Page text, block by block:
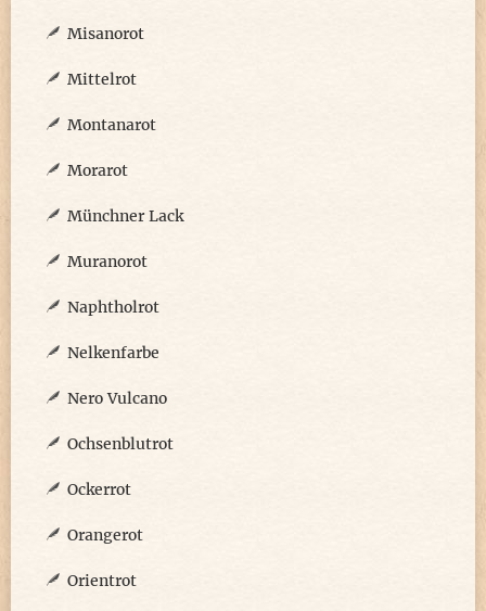
Misanorot
Mittelrot
Montanarot
Morarot
Münchner Lack
Muranorot
Naphtholrot
Nelkenfarbe
Nero Vulcano
Ochsenblutrot
Ockerrot
Orangerot
Orientrot